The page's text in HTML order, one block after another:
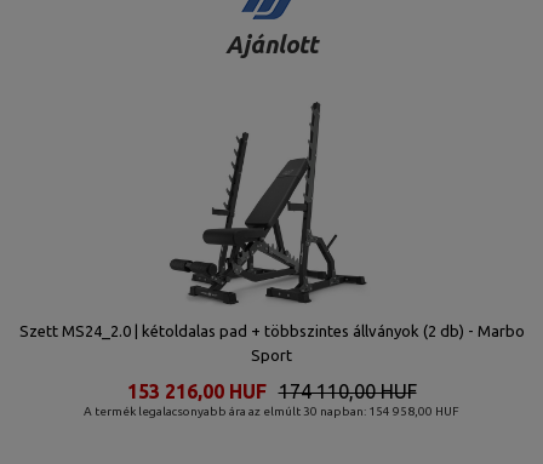
Ajánlott
Szett MS24_2.0 | kétoldalas pad + többszintes állványok (2 db) - Marbo
Sport
A termék legalacsonyabb ára az elmúlt 30 napban: 154 958,00 HUF
174 110,00 HUF
153 216,00 HUF